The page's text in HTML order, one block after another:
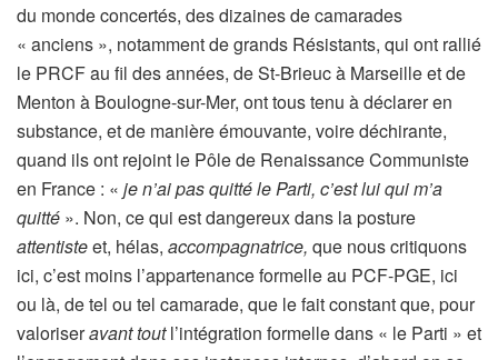
du monde concertés, des dizaines de camarades
« anciens », notamment de grands Résistants, qui ont rallié
le PRCF au fil des années, de St-Brieuc à Marseille et de
Menton à Boulogne-sur-Mer, ont tous tenu à déclarer en
substance, et de manière émouvante, voire déchirante,
quand ils ont rejoint le Pôle de Renaissance Communiste
en France : « je n’ai pas quitté le Parti, c’est lui qui m’a
quitté ». Non, ce qui est dangereux dans la posture
attentisteet, hélas, accompagnatrice, que nous critiquons
ici, c’est moins l’appartenance formelle au PCF-PGE, ici
ou là, de tel ou tel camarade, que le fait constant que, pour
valoriseravant toutl’intégration formelle dans « le Parti » et